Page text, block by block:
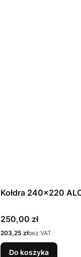
Kołdra 240x220
Cena
250,00 zł
Cena
203,25 złbez VAT
Do koszyka